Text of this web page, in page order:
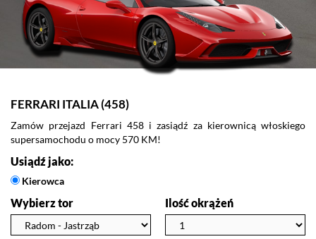
FERRARI ITALIA (458)
Zamów przejazd Ferrari 458 i zasiądź za kierownicą włoskiego
supersamochodu o mocy 570 KM!
Usiądź jako:
Kierowca
Wybierz tor Ilość okrążeń